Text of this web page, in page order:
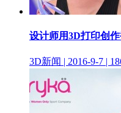
设计师用3D打印创
3D新闻 | 2016-9-7 |